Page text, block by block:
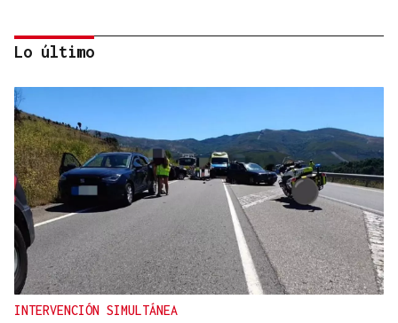
CATEGORÍA SUB-10
Soares, del Club Xadrez Ourense, plata en el
Nacional de rápidas
Lo último
INTERVENCIÓN SIMULTÁNEA